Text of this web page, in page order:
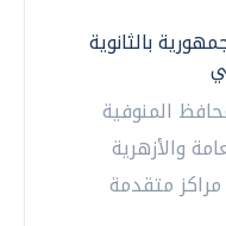
بالثانوية
المنوفية
والأزهرية
متقدمة